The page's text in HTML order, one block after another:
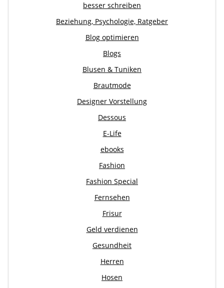
besser schreiben
Beziehung, Psychologie, Ratgeber
Blog optimieren
Blogs
Blusen & Tuniken
Brautmode
Designer Vorstellung
Dessous
E-Life
ebooks
Fashion
Fashion Special
Fernsehen
Frisur
Geld verdienen
Gesundheit
Herren
Hosen